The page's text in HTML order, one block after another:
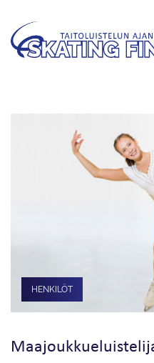
HENKILÖT